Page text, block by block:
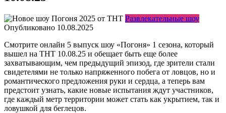
Развлекательные шоу
Опубликовано 10.08.2025
Смотрите онлайн 5 выпуск шоу «Погоня» 1 сезона, который
вышел на ТНТ 10.08.25 и обещает быть еще более
захватывающим, чем предыдущий эпизод, где зрители стали
свидетелями не только напряженного побега от ловцов, но и
романтического предложения руки и сердца, а теперь вам
предстоит узнать, какие новые испытания ждут участников,
где каждый метр территории может стать как укрытием, так и
ловушкой для беглецов.